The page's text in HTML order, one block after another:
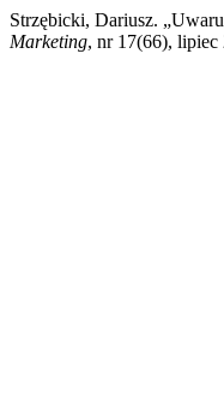
Strzębicki, Dariusz.
Marketing, nr 17(66),